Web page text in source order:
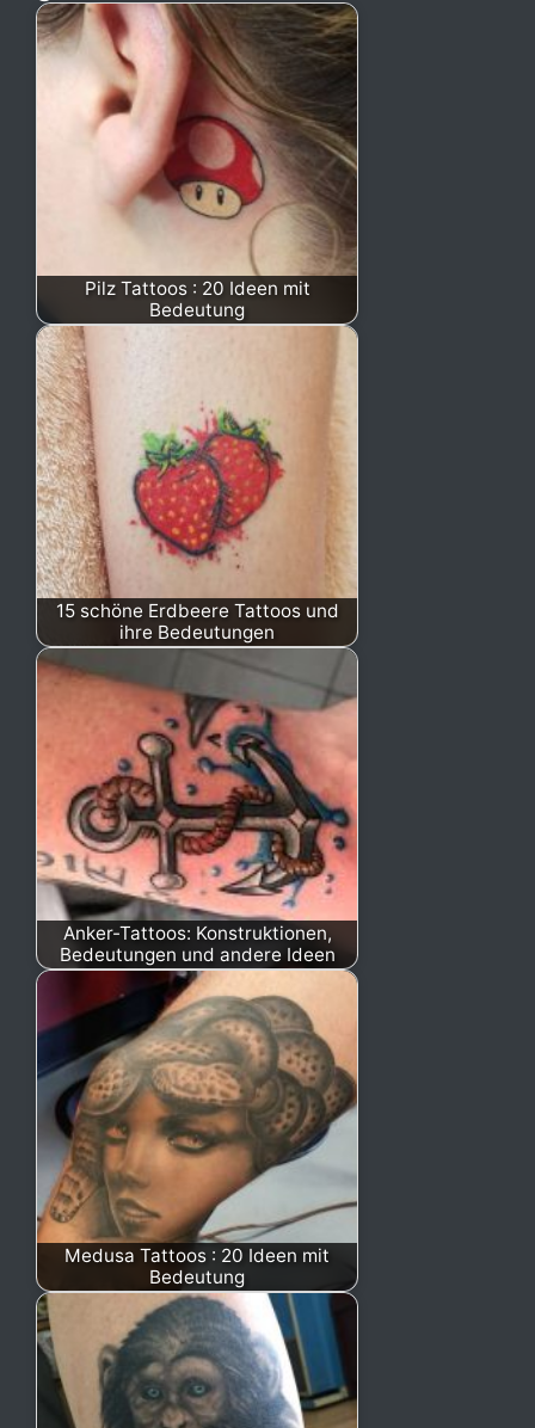
Pilz Tattoos : 20 Ideen mit
Bedeutung
15 schöne Erdbeere Tattoos und
ihre Bedeutungen
Anker-Tattoos: Konstruktionen,
Bedeutungen und andere Ideen
Medusa Tattoos : 20 Ideen mit
Bedeutung